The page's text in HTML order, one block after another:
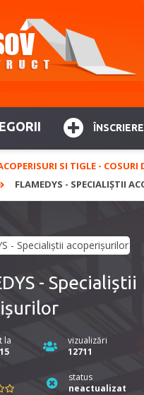
SI TIGLE - COSURI
FLAMEDYS - SPECIALIȘTII
- Specialiștii
la
vizualizări
12711
status
neactualizat